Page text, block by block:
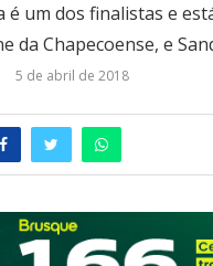
é um dos finalistas e
da Chapecoense, e
5 de abril de 2018